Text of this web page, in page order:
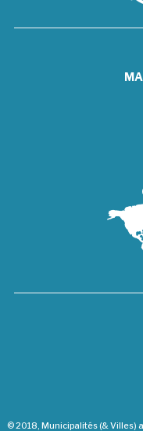
© 2018, Municipalités (& Villes)